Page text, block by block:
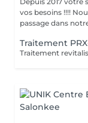
vos besoins !!!! Nous mettons tout en oeuvre pour que votre
passage dans
Traitement